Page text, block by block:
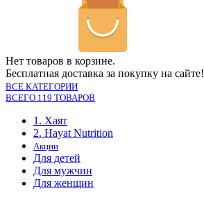
Нет товаров в корзине.
Бесплатная доставка за покупку на сайте!
ВСЕ КАТЕГОРИИ
ВСЕГО 119 ТОВАРОВ
1. Хаят
2. Hayat Nutrition
Акции
Для детей
Для мужчин
Для женщин